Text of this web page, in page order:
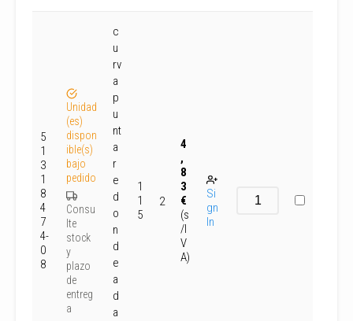
5
1
3
1
8
4
7
4-
0
8
Unidad
(es)
dispon
ible(s)
bajo
pedido
Consu
lte
stock
y
plazo
de
entreg
a
c
u
rv
a
p
u
nt
a
r
e
d
o
n
d
e
a
d
a
1
1
5
2
4
,
8
3
€
(s
/I
V
A)
Si
gn
In